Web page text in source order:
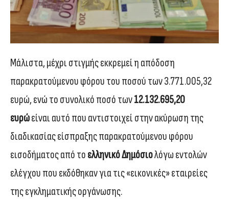
Μάλιστα, μέχρι στιγμής εκκρεμεί η απόδοση
παρακρατούμενου φόρου του ποσού των 3.771.005,32
ευρώ, ενώ το συνολικό ποσό των12.132.695,20
ευρώείναι αυτό που αντιστοιχεί στην ακύρωση της
διαδικασίας είσπραξης παρακρατούμενου φόρου
εισοδήματος από το ελληνικό Δημόσιολόγω εντολών
ελέγχου που εκδόθηκαν για τις «εικονικές» εταιρείες
της εγκληματικής οργάνωσης.